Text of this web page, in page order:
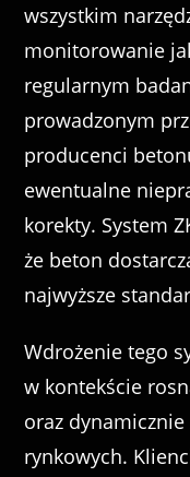
wszystkim
monitorowanie
regularnym
prowadzonym
producenci
ewentualne
korekty. System
że beton
najwyższe
Wdrożenie tego
w kontekście
oraz
rynkowych.